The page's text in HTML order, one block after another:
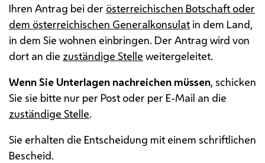
Ihren Antrag bei der österreichischen Botschaft oder
dem österreichischen Generalkonsulat in dem Land,
in dem Sie wohnen einbringen. Der Antrag wird von
dort an die zuständige Stelle weitergeleitet.
Wenn Sie Unterlagen nachreichen müssen, schicken
Sie sie bitte nur per Post oder per E-Mail an die
zuständige Stelle.
Sie erhalten die Entscheidung mit einem schriftlichen
Bescheid.